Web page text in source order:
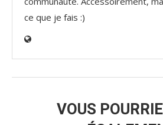
ce que je fais :)
VOUS